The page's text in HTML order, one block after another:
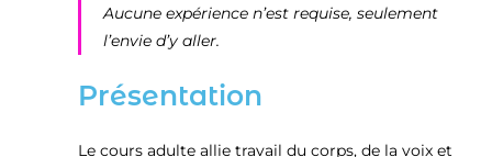
Aucune expérience n’est requise, seulement
l’envie d’y aller.
Présentation
Le cours adulte allie travail du corps, de la voix et